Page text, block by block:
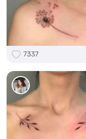
7337